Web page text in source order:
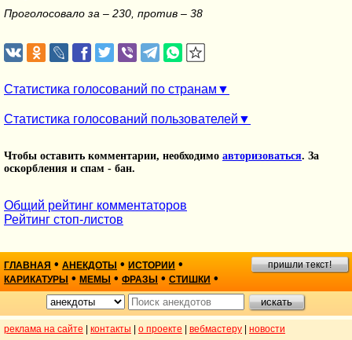
Проголосовало за – 230, против – 38
Статистика голосований по странам
Статистика голосований пользователей
Чтобы оставить комментарии, необходимо авторизоваться. За
оскорбления и спам - бан.
Общий рейтинг комментаторов
Рейтинг стоп-листов
ГЛАВНАЯ • АНЕКДОТЫ • ИСТОРИИ •
КАРИКАТУРЫ • МЕМЫ • ФРАЗЫ • СТИШКИ •
пришли текст!
реклама на сайте контакты о проекте вебмастеру новости